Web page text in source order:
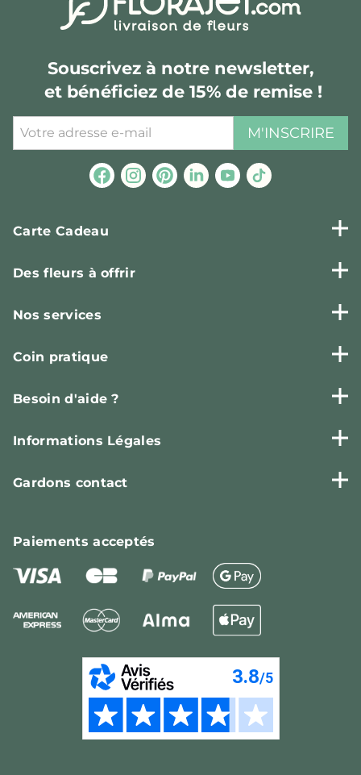
Souscrivez à notre newsletter,
et bénéficiez de 15% de remise !
M'INSCRIRE
Carte Cadeau
Des fleurs à offrir
Nos services
Coin pratique
Besoin d'aide ?
Informations Légales
Gardons contact
Paiementsacceptés